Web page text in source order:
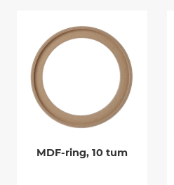
MDF-ring, 10 tum